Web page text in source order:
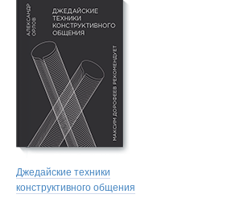
Джедайские техники
конструктивного общения